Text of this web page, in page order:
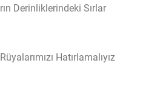
Derinliklerindeki Sırlar
Hatırlamalıyız